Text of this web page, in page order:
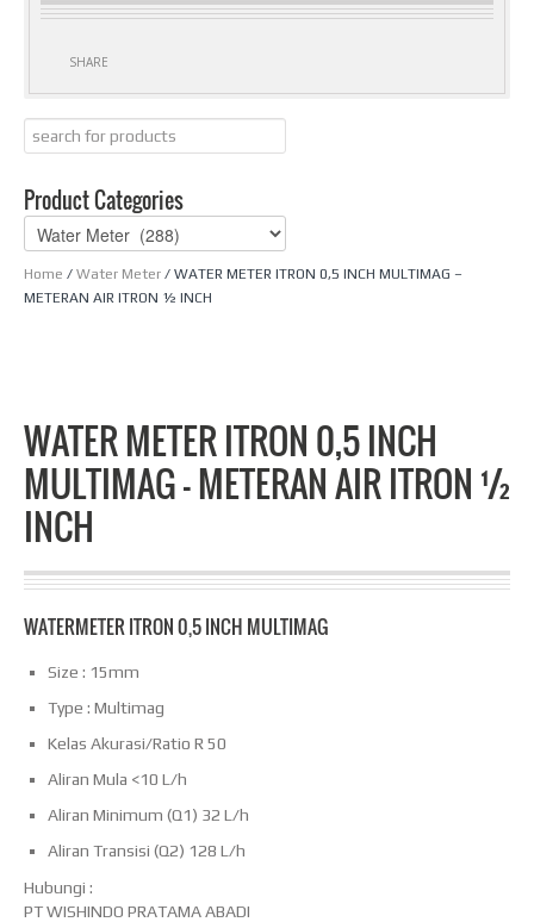
Home / Water Meter / WATER METER ITRON 0,5 INCH MULTIMAG –
METERAN AIR ITRON ½ INCH
WATER METER ITRON 0,5 INCH
MULTIMAG – METERAN AIR ITRON ½
INCH
WATERMETER ITRON 0,5 INCH MULTIMAG
Size : 15mm
Type : Multimag
Kelas Akurasi/Ratio R 50
Aliran Mula <10 L/h
Aliran Minimum (Q1) 32 L/h
Aliran Transisi (Q2) 128 L/h
Hubungi :
PT WISHINDO PRATAMA ABADI
SHARE
Product Categories